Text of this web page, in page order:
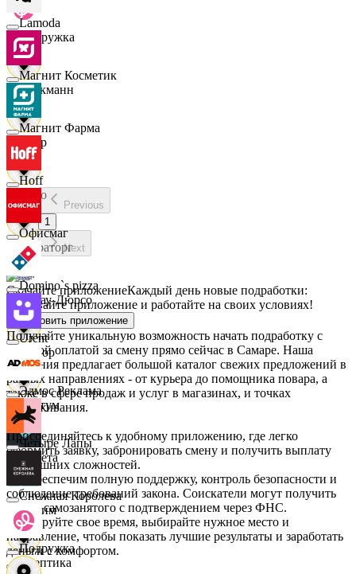
Подружка
Стокманн
Cпар
demo
Мираторг
Абрау-Дюрсо
Авиор
Альтум
Аркета
Архим
Асептика
Lamoda
Магнит Косметик
Магнит Фарма
Hoff
Офисмаг
Domino`s pizza
Urent
Эдмос Реклама
Четыре Лапы
Снежная Королева
Подружка
Previous
1
Next
Скачайте приложениеКаждый день новые подработки:
скачивайте приложение и работайте на своих условиях!
Установить приложение
Получайте уникальную возможность начать подработку с
удобной оплатой за смену прямо сейчас в Самаре. Наша
компания предлагает большой каталог свежих предложений в
разных направлениях - от курьера до помощника повара, а
также в сфере продаж и услуг в магазинах, и точках
обслуживания.
Присоединяйтесь к удобному приложению, где легко
оформить заявку, забронировать смену и получить выплату
без лишних сложностей.
Мы обеспечим полную поддержку, контроль безопасности и
соблюдение требований закона. Соискатели могут получить
статус самозанятого с подтверждением через ФНС.
Планируйте свое время, выбирайте нужное место и
направление, чтобы показать лучшие результаты и заработать
деньги с комфортом.